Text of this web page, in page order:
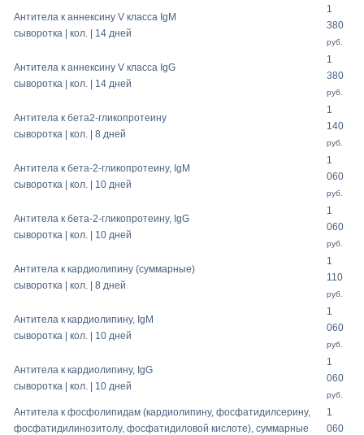
Антитела к аннексину V класса IgM
сыворотка | кол. | 14 дней
1
380
руб.
Антитела к аннексину V класса IgG
сыворотка | кол. | 14 дней
1
380
руб.
Антитела к бета2-гликопротеину
сыворотка | кол. | 8 дней
1
140
руб.
Антитела к бета-2-гликопротеину, IgM
сыворотка | кол. | 10 дней
1
060
руб.
Антитела к бета-2-гликопротеину, IgG
сыворотка | кол. | 10 дней
1
060
руб.
Антитела к кардиолипину (суммарные)
сыворотка | кол. | 8 дней
1
110
руб.
Антитела к кардиолипину, IgM
сыворотка | кол. | 10 дней
1
060
руб.
Антитела к кардиолипину, IgG
сыворотка | кол. | 10 дней
1
060
руб.
Антитела к фосфолипидам (кардиолипину, фосфатидилсерину,
фосфатидилинозитолу, фосфатидиловой кислоте), суммарные
1
060